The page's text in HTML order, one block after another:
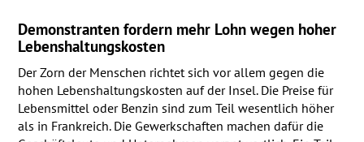
Demonstranten fordern mehr Lohn wegen hoher
Lebenshaltungskosten
Der Zorn der Menschen richtet sich vor allem gegen die
hohen Lebenshaltungskosten auf der Insel. Die Preise für
Lebensmittel oder Benzin sind zum Teil wesentlich höher
als in Frankreich. Die Gewerkschaften machen dafür die